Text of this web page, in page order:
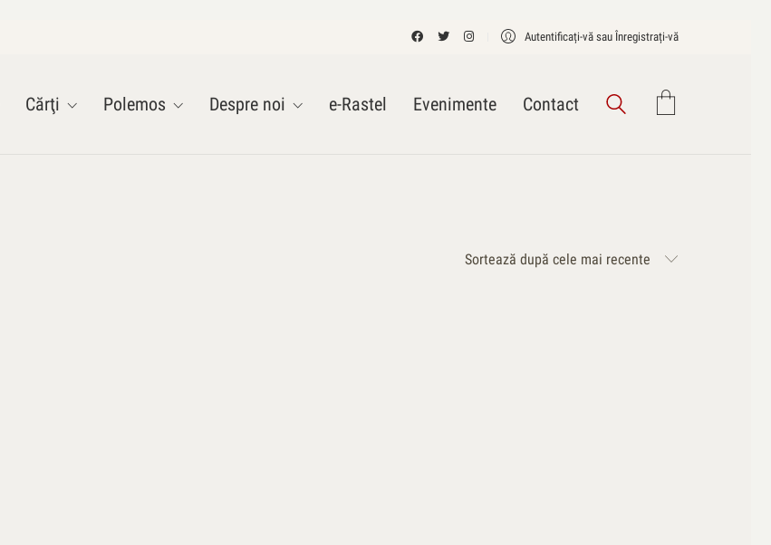
Autentificați-vă sau Înregistrați-vă
Cărţi Polemos Despre noi e-Rastel Evenimente Contact
Sortează după cele mai recente